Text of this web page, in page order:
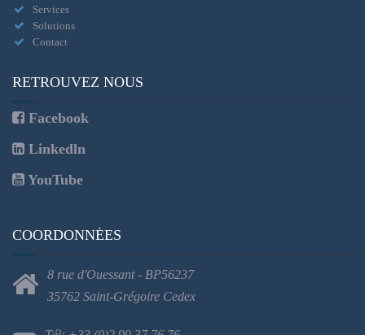
Services
Solutions
Contact
RETROUVEZ NOUS
Facebook
Linkedln
YouTube
COORDONNÉES
8 rue d'Ouessant - BP56237
35762 Saint-Grégoire Cedex